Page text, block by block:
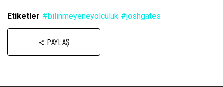
Etiketler #bilinmeyeneyolculuk #joshgates
PAYLAŞ